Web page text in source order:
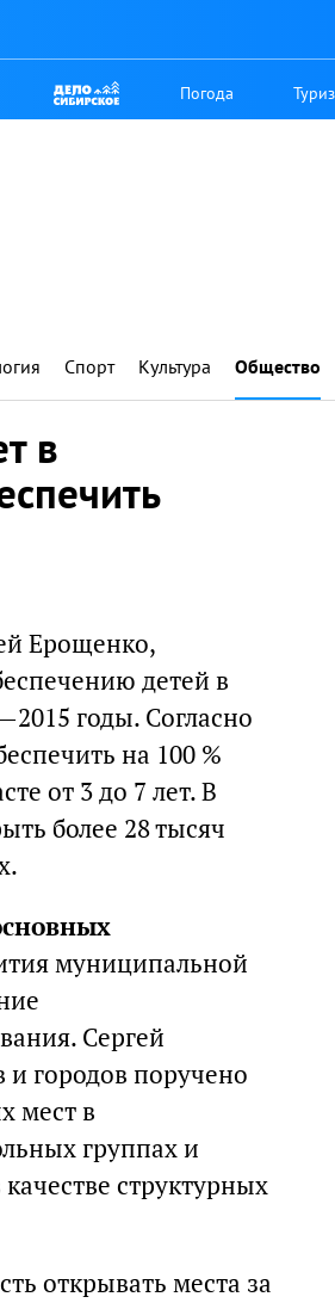
Погода
Спорт Культура Общество
в
Ерощенко,
детей в
годы. Согласно
на 100 %
от 3 до 7 лет. В
более 28 тысяч
муниципальной
Сергей
городов поручено
мест в
группах и
структурных
открывать места за